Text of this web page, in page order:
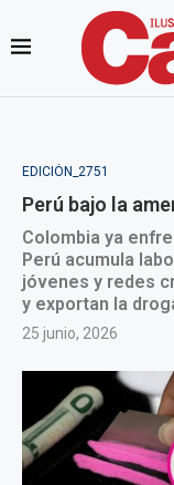
EDICIÓN_2751
Perú bajo la
Colombia ya
Perú acumula
jóvenes y redes
y exportan la
25 junio, 2026